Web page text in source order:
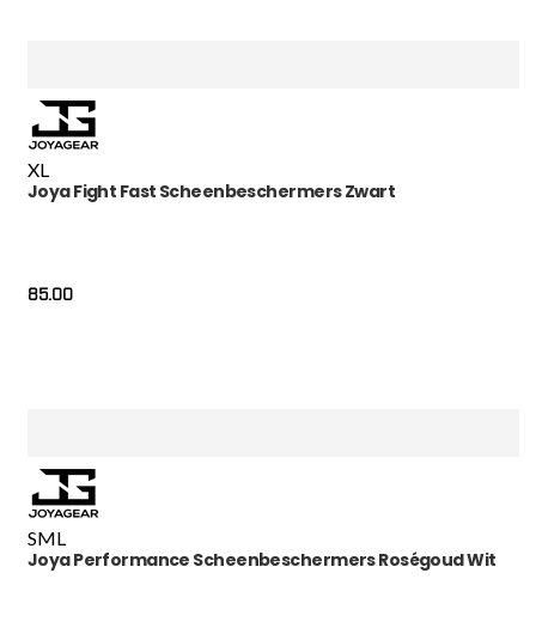
XL
Joya Fight Fast Scheenbeschermers Zwart
85.00
SML
Joya Performance Scheenbeschermers Roségoud Wit